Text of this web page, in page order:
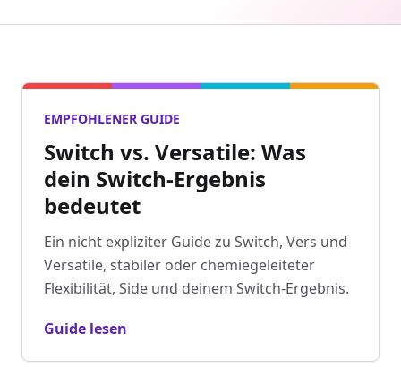
EMPFOHLENER GUIDE
Switch vs. Versatile: Was
dein Switch-Ergebnis
bedeutet
Ein nicht expliziter Guide zu Switch, Vers und
Versatile, stabiler oder chemiegeleiteter
Flexibilität, Side und deinem Switch-Ergebnis.
Guide lesen